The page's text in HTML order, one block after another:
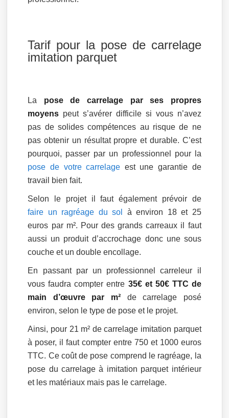
Tarif pour la pose de carrelage
imitation parquet
La pose de carrelage par ses propres
moyens peut s’avérer difficile si vous n’avez
pas de solides compétences au risque de ne
pas obtenir un résultat propre et durable. C’est
pourquoi, passer par un professionnel pour la
pose de votre carrelage est une garantie de
travail bien fait.
Selon le projet il faut également prévoir de
faire un ragréage du sol
à environ 18 et 25
euros par m². Pour des grands carreaux il faut
aussi un produit d’accrochage donc une sous
couche et un double encollage.
En passant par un professionnel carreleur il
vous faudra compter entre 35€ et 50€ TTC de
main d’œuvre par m² de carrelage posé
environ, selon le type de pose et le projet.
Ainsi, pour 21 m² de carrelage imitation parquet
à poser, il faut compter entre 750 et 1000 euros
TTC. Ce coût de pose comprend le ragréage, la
pose du carrelage à imitation parquet intérieur
et les matériaux mais pas le carrelage.